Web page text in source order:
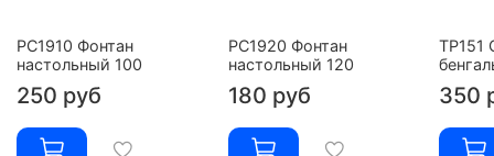
РС1910 Фонтан
настольный 100
250 руб
РС1920 Фонтан
настольный 120
180 руб
ТР151
350